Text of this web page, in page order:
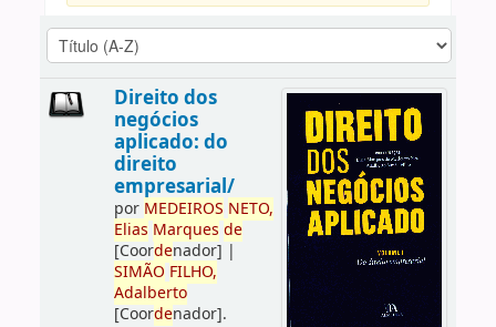
Direito dos
negócios
aplicado: do
direito
empresarial/
por MEDEIROS NETO,
Elias Marques de
[Coordenador] |
SIMÃO FILHO,
Adalberto
[Coordenador].